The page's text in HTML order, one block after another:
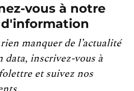
vous à notre
manquer de l’actualité
data, inscrivez-vous à
et suivez nos